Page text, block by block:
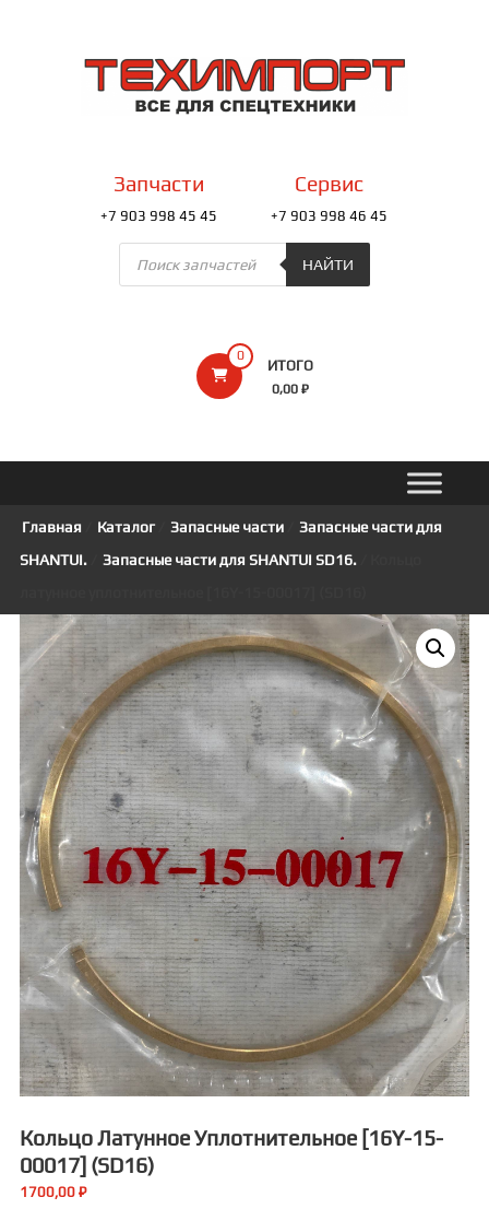
содержимомуТЕХИМПОРТ
Всё
0
ИТОГО
0,00 ₽
Запчасти
+7 903 998 45 45
Сервис
+7 903 998 46 45
Поиск
товаров
НАЙТИ
Главная Каталог/ Запасные части/
Запасные части для
SHANTUI./ Запасные части для SHANTUI SD16./ Кольцо
Кольцо Латунное Уплотнительное [16Y-15-
00017] (SD16)
1700,00 ₽